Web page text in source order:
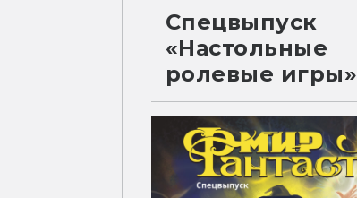
Спецвыпуск
«Настольные
ролевые игры»